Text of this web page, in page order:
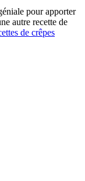
pour apporter
autre recette de
de crêpes